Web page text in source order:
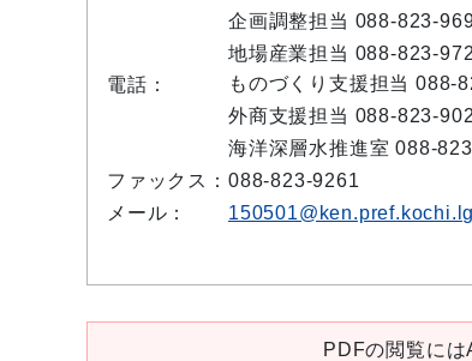
電話：
企画調整担当 088-823-
地場産業担当 088-823-
ものづくり支援担当 088-
外商支援担当 088-823-
海洋深層水推進室 088-
ファックス： 088-823-9261
メール：
PDFの閲覧に